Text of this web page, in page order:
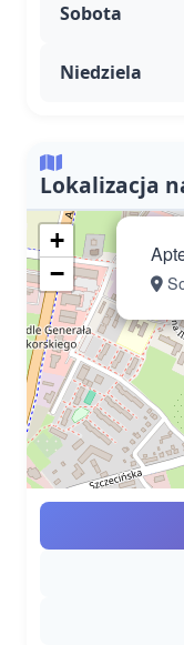
Sobota
Niedziela
Lokalizacja
+
−